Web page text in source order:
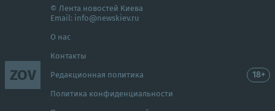
ZOV
© Лента новостей Киева
Email: info@newskiev.ru
О нас
Контакты
Редакционная политика
Политика конфиденциальности
18+